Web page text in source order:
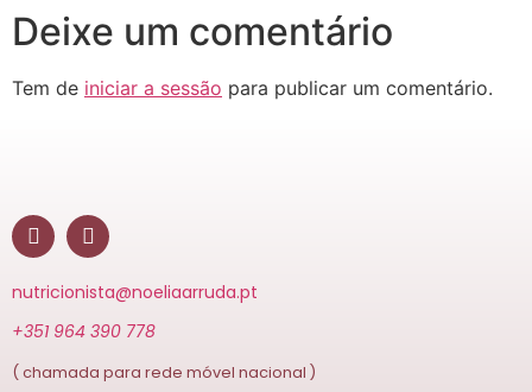
Deixe um comentário
Tem de iniciar a sessão para publicar um comentário.
nutricionista@noeliaarruda.pt
+351 964 390 778
( chamada para rede móvel nacional )